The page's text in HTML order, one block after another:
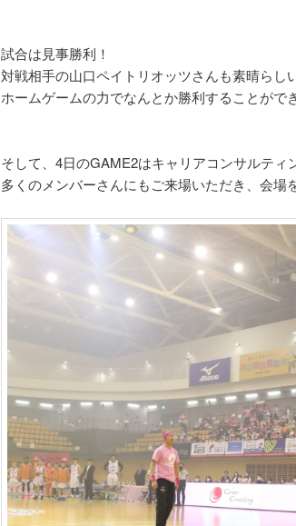
試合は見事勝利！
対戦相手の山口ペイトリオッツさんも素晴らし
ホームゲームの力でなんとか勝利することがで
そして、4日のGAME2はキャリアコンサルティ
多くのメンバーさんにもご来場いただき、会場